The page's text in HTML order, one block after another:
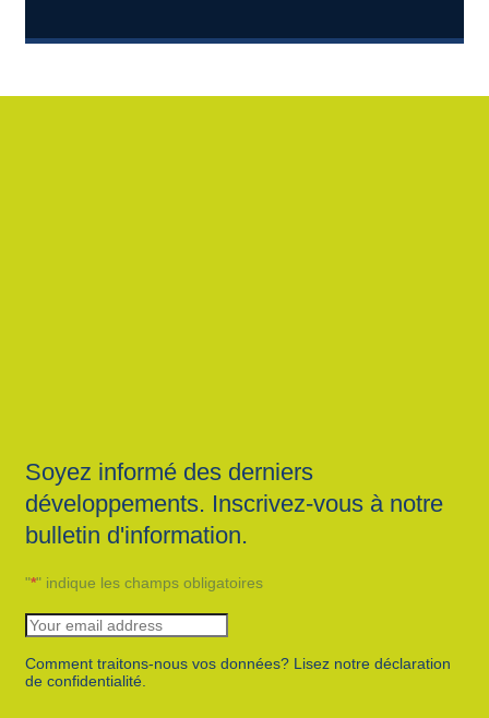
Soyez informé des derniers
développements. Inscrivez-vous à notre
bulletin d'information.
"*" indique les champs obligatoires
Comment traitons-nous vos données? Lisez notre déclaration
de confidentialité.